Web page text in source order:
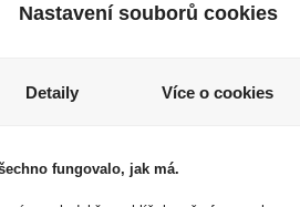
Doutníky Djarum Black
79 Kč
Nastavení souborů cookies
Detaily Více o cookies
fungovalo, jak má.